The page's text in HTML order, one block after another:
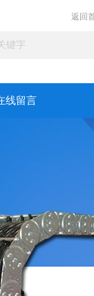
返回
线留言